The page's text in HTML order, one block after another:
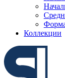
Коллекции